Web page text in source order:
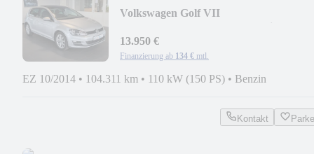
Volkswagen Golf VII
13.950 €
Finanzierung ab 134 € mtl.
EZ 10/2014 • 104.311 km • 110 kW (150 PS) • Benzin
Kontakt